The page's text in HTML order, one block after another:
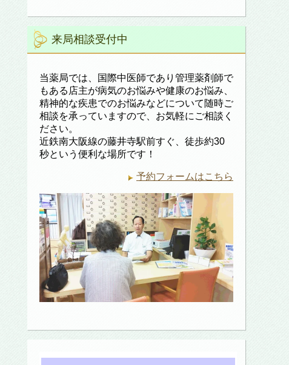
来局相談受付中
当薬局では、国際中医師であり管理薬剤師で
もある店主が病気のお悩みや健康のお悩み、
精神的な疾患でのお悩みなどについて随時ご
相談を承っていますので、お気軽にご相談く
ださい。
近鉄南大阪線の藤井寺駅前すぐ、徒歩約30
秒という便利な場所です！
予約フォームはこちら